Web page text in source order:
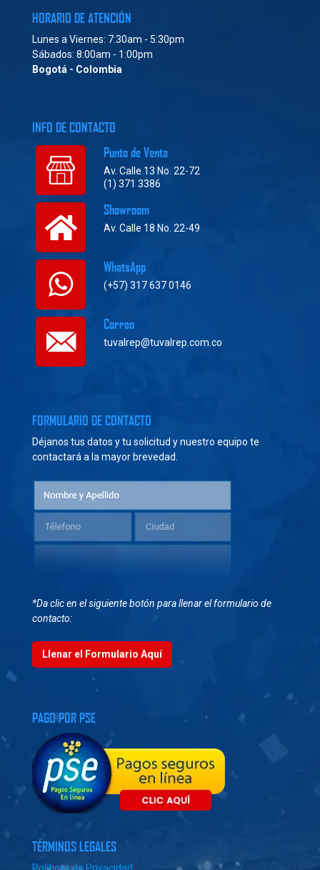
HORARIO DE ATENCIÓN
Lunes a Viernes: 7:30am - 5:30pm
Sábados: 8:00am - 1:00pm
Bogotá - Colombia
INFO DE CONTACTO
Punto de Venta
Av. Calle 13 No. 22-72
(1) 371 3386
Showroom
Av. Calle 18 No. 22-49
WhatsApp
(+57) 317 637 0146
Correo
tuvalrep@tuvalrep.com.co
FORMULARIO DE CONTACTO
Déjanos tus datos y tu solicitud y nuestro equipo te
contactará a la mayor brevedad.
*Da clic en el siguiente botón para llenar el formulario de
contacto:
Llenar el Formulario Aquí
PAGO POR PSE
TÉRMINOS LEGALES